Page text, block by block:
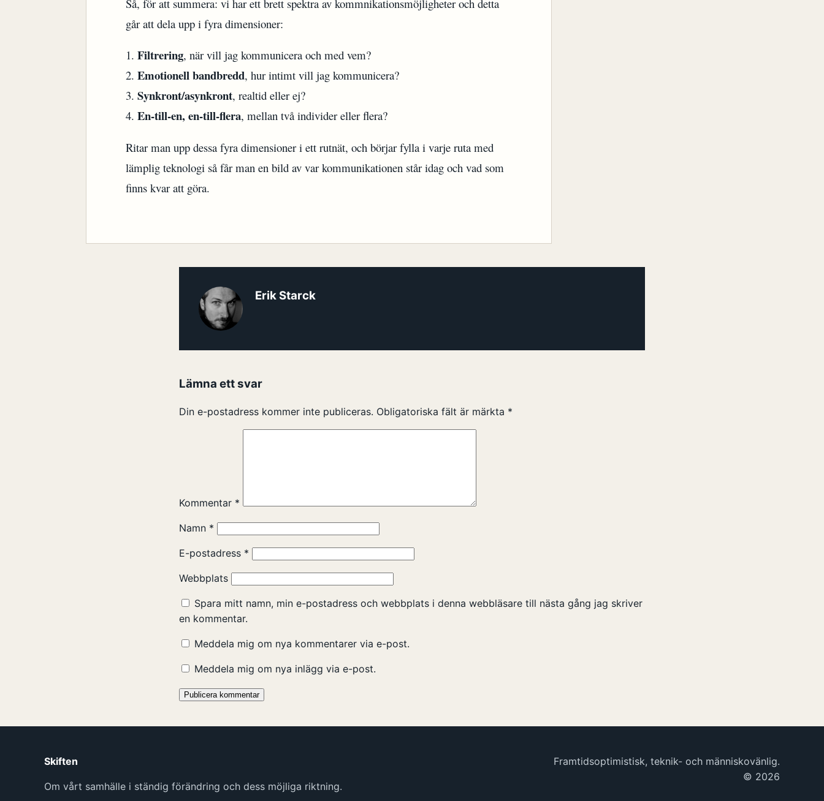
Så, för att summera: vi har ett brett spektra av kommnikationsmöjligheter och detta
går att dela upp i fyra dimensioner:
1. Filtrering, när vill jag kommunicera och med vem?
2. Emotionell bandbredd, hur intimt vill jag kommunicera?
3. Synkront/asynkront, realtid eller ej?
4. En-till-en, en-till-flera, mellan två individer eller flera?
Ritar man upp dessa fyra dimensioner i ett rutnät, och börjar fylla i varje ruta med
lämplig teknologi så får man en bild av var kommunikationen står idag och vad som
finns kvar att göra.
Erik Starck
Lämna ett svar
Din e-postadress kommer inte publiceras. Obligatoriska fält är märkta *
Kommentar *
Namn *
E-postadress *
Webbplats
Spara mitt namn, min e-postadress och webbplats i denna webbläsare till nästa gång jag skriver
en kommentar.
Meddela mig om nya kommentarer via e-post.
Meddela mig om nya inlägg via e-post.
Skiften
Om vårt samhälle i ständig förändring och dess möjliga riktning.
Framtidsoptimistisk, teknik- och människovänlig.
© 2026